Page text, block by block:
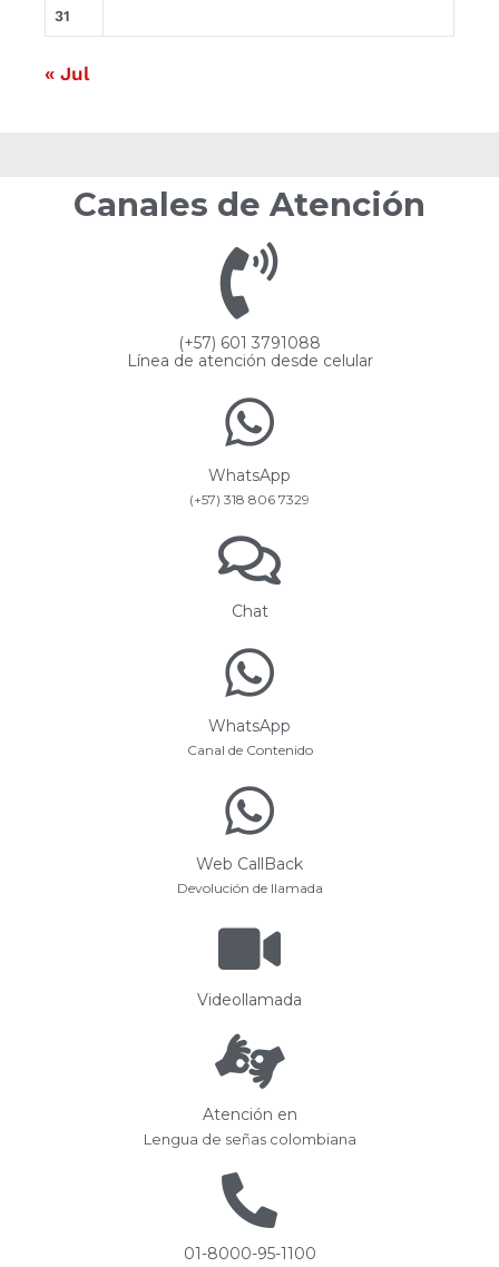
31
« Jul
Canales de Atención
(+57) 601 3791088
Línea de atención desde celular
WhatsApp
(+57) 318 806 7329
Chat
WhatsApp
Canal de Contenido
Web CallBack
Devolución de llamada
Videollamada
Atención en
Lengua de señas colombiana
01-8000-95-1100